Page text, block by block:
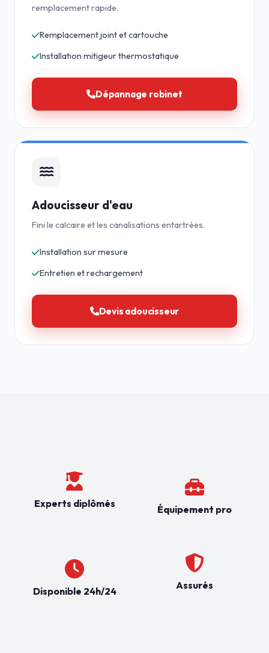
remplacement rapide.
Remplacement joint et cartouche
Installation mitigeur thermostatique
Dépannage robinet
Adoucisseur d'eau
Fini le calcaire et les canalisations entartrées.
Installation sur mesure
Entretien et rechargement
Devis adoucisseur
Experts diplômés
Disponible 24h/24
Équipement pro
Assurés